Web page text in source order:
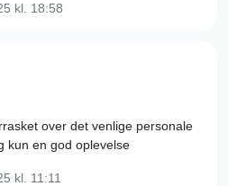
kl. 18:58
over det venlige personale
kun en god oplevelse
kl. 11:11